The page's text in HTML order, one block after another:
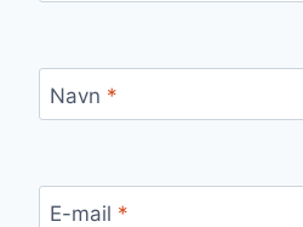
Navn *
E-mail *